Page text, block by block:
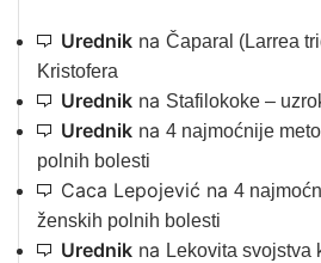
Urednik na Čaparal (Larrea
Kristofera
Urednik na Stafilokoke –
Urednik na 4 najmoćnije
polnih bolesti
Caca Lepojević na 4
ženskih polnih bolesti
Urednik na Lekovita svojstva